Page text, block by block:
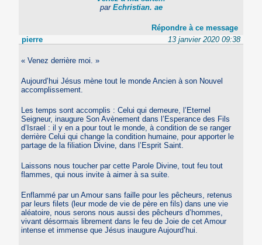
par Echristian. ae
Répondre à ce message
pierre
13 janvier 2020 09:38
« Venez derrière moi. »
Aujourd’hui Jésus mène tout le monde Ancien à son Nouvel
accomplissement.
Les temps sont accomplis : Celui qui demeure, l’Eternel
Seigneur, inaugure Son Avènement dans l’Esperance des Fils
d’Israel : il y en a pour tout le monde, à condition de se ranger
derrière Celui qui change la condition humaine, pour apporter le
partage de la filiation Divine, dans l’Esprit Saint.
Laissons nous toucher par cette Parole Divine, tout feu tout
flammes, qui nous invite à aimer à sa suite.
Enflammé par un Amour sans faille pour les pêcheurs, retenus
par leurs filets (leur mode de vie de père en fils) dans une vie
aléatoire, nous serons nous aussi des pêcheurs d’hommes,
vivant désormais librement dans le feu de Joie de cet Amour
intense et immense que Jésus inaugure Aujourd’hui.